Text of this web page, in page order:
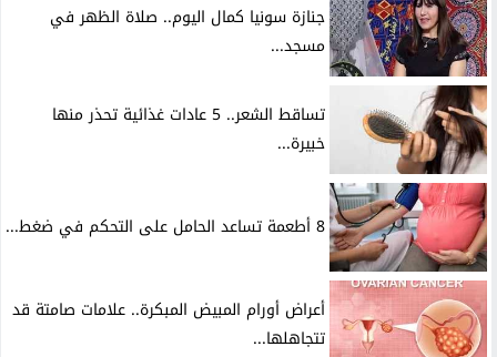
جنازة سونيا كمال اليوم.. صلاة الظهر في
مسجد...
تساقط الشعر.. 5 عادات غذائية تحذر منها
خبيرة...
8 أطعمة تساعد الحامل على التحكم في ضغط...
أعراض أورام المبيض المبكرة.. علامات صامتة قد
تتجاهلها...